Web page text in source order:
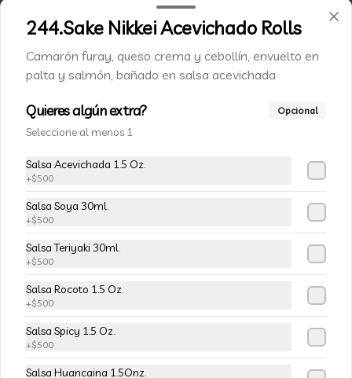
Champiñon furay, queso crema y
Queso crema, champiñon furay y
cebollín frito en tempura.
$5.490$6.490
115-Vivian Rolls
Palta, champiñon furay, cebollín,
salsa teriyaki, cubierto de mix de papas
nativas
244.Sake Nikkei Acevichado Rolls
Camarón furay, queso crema y cebollín, envuelto en
palta y salmón, bañado en salsa acevichada
Quieres algún extra? Opcional
Seleccione al menos 1
Salsa Acevichada 1.5 Oz.
+$500
Salsa Soya 30ml.
+$500
Salsa Teriyaki 30ml.
+$500
Salsa Rocoto 1.5 Oz.
+$500
Salsa Spicy 1.5 Oz.
+$500
Salsa Huancaina 1.5Onz.